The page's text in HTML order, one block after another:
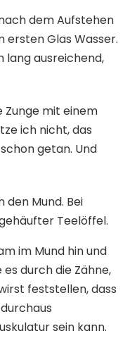
dem Aufstehen
ersten Glas Wasser.
lang ausreichend,
Zunge mit einem
ich nicht, das
getan. Und
den Mund. Bei
Teelöffel.
im Mund hin und
es durch die Zähne,
feststellen, dass
sein kann.